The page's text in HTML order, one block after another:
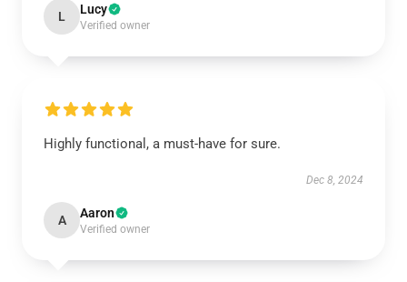
L Lucy
Verified owner
Highly functional, a must-have for sure.
Dec 8, 2024
A Aaron
Verified owner